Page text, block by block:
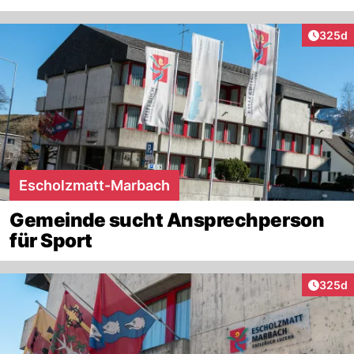
325d
Escholzmatt-Marbach
Gemeinde sucht Ansprechperson
für Sport
325d